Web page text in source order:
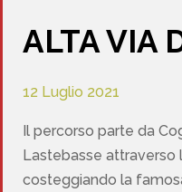
ALTA VIA
12 Luglio 2021
Il percorso parte da
Lastebasse attraverso
costeggiando la